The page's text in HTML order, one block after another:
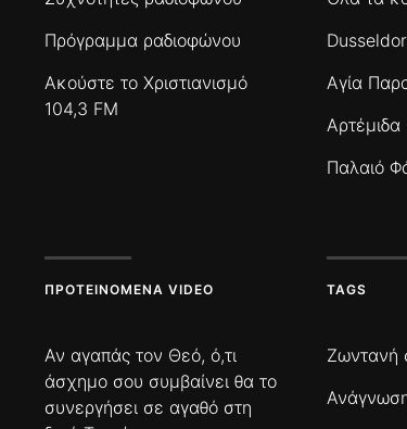
Πρόγραμμα ραδιοφώνου
Ακούστε το Χριστιανισμό
104,3 FM
Αγία
Αρτέμιδα
Παλαιό
ΠΡΟΤΕΙΝΌΜΕΝΑ VIDEO
Αν αγαπάς τον Θεό, ό,τι
άσχημο σου συμβαίνει θα το
συνεργήσει σε αγαθό στη
TAGS
Ζωντανή